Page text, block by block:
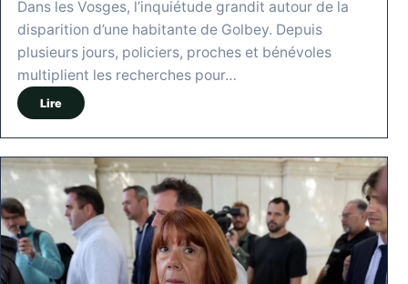
Dans les Vosges, l’inquiétude grandit autour de la
disparition d’une habitante de Golbey. Depuis
plusieurs jours, policiers, proches et bénévoles
multiplient les recherches pour…
Lire